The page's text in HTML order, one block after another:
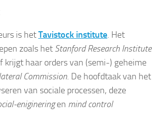
is hetTavistock institute. Het
zoals het Stanford Research Institute
krijgt haar orders van (semi-) geheime
Commission. De hoofdtaak van het
van sociale processen, deze
enigineringen mind control